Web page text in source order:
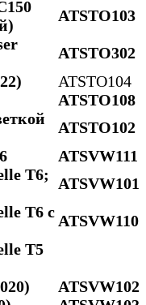
ATSTO103
ATSTO302
ATSTO104
ATSTO108
ATSTO102
ATSVW111
T6;
ATSVW101
T6 с ATSVW110
Т5
ATSVW102